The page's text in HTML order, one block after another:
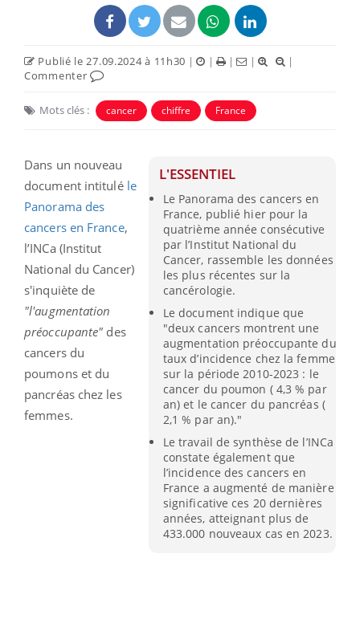
Publié le 27.09.2024 à 11h30 | | | |
|
Commenter
Mots clés : cancer chiffre France
L'ESSENTIEL
Le Panorama des cancers en
France, publié hier pour la
quatrième année consécutive
par l’Institut National du
Cancer, rassemble les données
les plus récentes sur la
cancérologie.
Le document indique que
"deux cancers montrent une
augmentation préoccupante du
taux d’incidence chez la femme
sur la période 2010-2023 : le
cancer du poumon ( 4,3 % par
an) et le cancer du pancréas (
2,1 % par an)."
Le travail de synthèse de l’INCa
constate également que
l’incidence des cancers en
France a augmenté de manière
significative ces 20 dernières
années, atteignant plus de
433.000 nouveaux cas en 2023.
Dans un nouveau
document intitulé le
Panorama des
cancers en France,
l’INCa (Institut
National du Cancer)
s'inquiète de
"l'augmentation
préoccupante" des
cancers du
poumons et du
pancréas chez les
femmes.